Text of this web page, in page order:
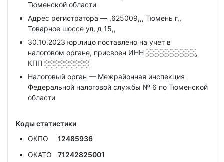
Тюменской области
Адрес регистратора — ,625009,,, Тюмень г,,
Товарное шоссе ул, д 15,,
30.10.2023 юр.лицо поставлено на учет в
налоговом органе, присвоен ИНН ░░░░░░░░░░,
КПП ░░░░░░░░░
Налоговый орган — Межрайонная инспекция
Федеральной налоговой службы № 6 по Тюменской
области
Коды статистики
ОКПО
12485936
ОКАТО
71242825001